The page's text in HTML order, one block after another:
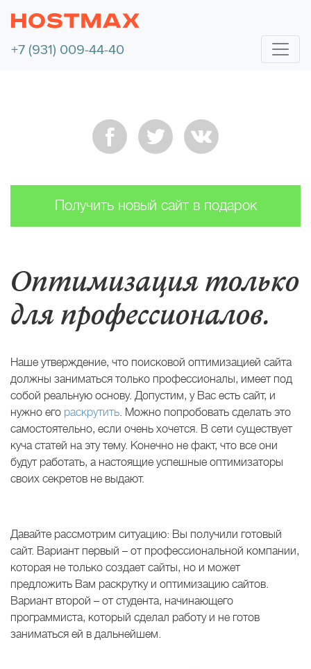
+7 (931) 009-44-40
Получить новый сайт в подарок
Оптимизация только
для профессионалов.
Наше утверждение, что поисковой оптимизацией сайта
должны заниматься только профессионалы, имеет под
собой реальную основу. Допустим, у Вас есть сайт, и
нужно его раскрутить. Можно попробовать сделать это
самостоятельно, если очень хочется. В сети существует
куча статей на эту тему. Конечно не факт, что все они
будут работать, а настоящие успешные оптимизаторы
своих секретов не выдают.
Давайте рассмотрим ситуацию: Вы получили готовый
сайт. Вариант первый – от профессиональной компании,
которая не только создает сайты, но и может
предложить Вам раскрутку и оптимизацию сайтов.
Вариант второй – от студента, начинающего
программиста, который сделал работу и не готов
заниматься ей в дальнейшем.